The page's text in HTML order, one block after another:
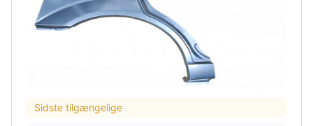
Sidste tilgængelige